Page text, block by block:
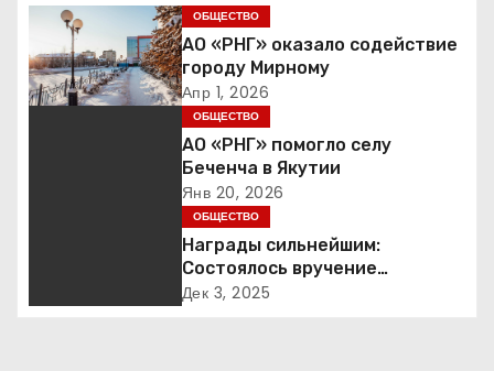
г
а
ц
о
ОБЩЕСТВО
АО «РНГ» оказало содействие
городу Мирному
Апр 1, 2026
ОБЩЕСТВО
АО «РНГ» помогло селу
Беченча в Якутии
Янв 20, 2026
ОБЩЕСТВО
Награды сильнейшим:
Состоялось вручение
международной премии Best
Дек 3, 2025